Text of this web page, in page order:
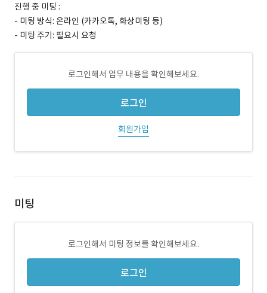
진행 중 미팅 :
- 미팅 방식: 온라인 (카카오톡, 화상미팅 등)
- 미팅 주기: 필요시 요청
로그인해서 업무 내용을 확인해보세요.
로그인
회원가입
미팅
로그인해서 미팅 정보를 확인해보세요.
로그인